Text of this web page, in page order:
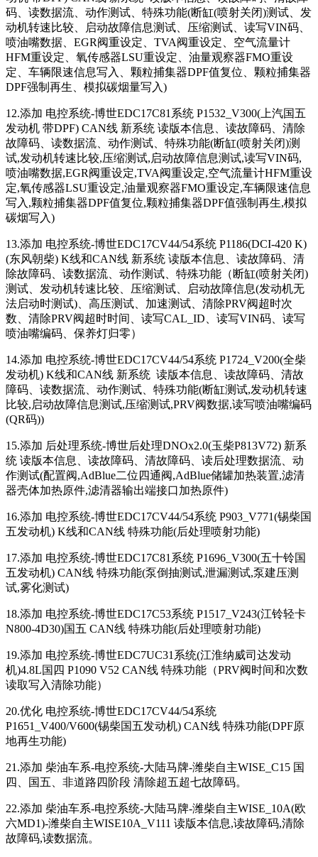
码、读数据流、动作测试、特殊功能(断缸(喷射关闭)测试、发
动机转速比较、启动故障信息测试、压缩测试、读写VIN码、
喷油嘴数据、EGR阀重设定、TVA阀重设定、空气流量计
HFM重设定、氧传感器LSU重设定、油量观察器FMO重设
定、车辆限速信息写入、颗粒捕集器DPF值复位、颗粒捕集器
DPF强制再生、模拟碳烟量写入)
12.添加 电控系统-博世EDC17C81系统 P1532_V300(上汽国五
发动机 带DPF) CAN线 新系统 读版本信息、读故障码、清除
故障码、读数据流、动作测试、特殊功能(断缸(喷射关闭)测
试,发动机转速比较,压缩测试,启动故障信息测试,读写VIN码,
喷油嘴数据,EGR阀重设定,TVA阀重设定,空气流量计HFM重设
定,氧传感器LSU重设定,油量观察器FMO重设定,车辆限速信息
写入,颗粒捕集器DPF值复位,颗粒捕集器DPF值强制再生,模拟
碳烟写入)
13.添加 电控系统-博世EDC17CV44/54系统 P1186(DCI-420 K)
(东风朝柴) K线和CAN线 新系统 读版本信息、读故障码、清
除故障码、读数据流、动作测试、特殊功能（断缸(喷射关闭)
测试、发动机转速比较、压缩测试、启动故障信息(发动机无
法启动时测试)、高压测试、加速测试、清除PRV阀超时次
数、清除PRV阀超时时间、读写CAL_ID、读写VIN码、读写
喷油嘴编码、保养灯归零）
14.添加 电控系统-博世EDC17CV44/54系统 P1724_V200(全柴
发动机) K线和CAN线 新系统 读版本信息、读故障码、清故
障码、读数据流、动作测试、特殊功能(断缸测试,发动机转速
比较,启动故障信息测试,压缩测试,PRV阀数据,读写喷油嘴编码
(QR码))
15.添加 后处理系统-博世后处理DNOx2.0(玉柴P813V72) 新系
统 读版本信息、读故障码、清故障码、读后处理数据流、动
作测试(配置阀,AdBlue二位四通阀,AdBlue储罐加热装置,滤清
器壳体加热原件,滤清器输出端接口加热原件)
16.添加 电控系统-博世EDC17CV44/54系统 P903_V771(锡柴国
五发动机) K线和CAN线 特殊功能(后处理喷射功能)
17.添加 电控系统-博世EDC17C81系统 P1696_V300(五十铃国
五发动机) CAN线 特殊功能(泵倒抽测试,泄漏测试,泵建压测
试,雾化测试)
18.添加 电控系统-博世EDC17C53系统 P1517_V243(江铃轻卡
N800-4D30)国五 CAN线 特殊功能(后处理喷射功能)
19.添加 电控系统-博世EDC7UC31系统(江淮纳威司达发动
机)4.8L国四 P1090 V52 CAN线 特殊功能（PRV阀时间和次数
读取写入清除功能）
20.优化 电控系统-博世EDC17CV44/54系统
P1651_V400/V600(锡柴国五发动机) CAN线 特殊功能(DPF原
地再生功能)
21.添加 柴油车系-电控系统-大陆马牌-潍柴自主WISE_C15 国
四、国五、非道路四阶段 清除超五超七故障码。
22.添加 柴油车系-电控系统-大陆马牌-潍柴自主WISE_10A(欧
六MD1)-潍柴自主WISE10A_V111 读版本信息,读故障码,清除
故障码,读数据流。